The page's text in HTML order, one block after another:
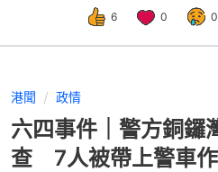
6 0 0
港聞 政情
六四事件｜警方銅鑼
查 7人被帶上警車